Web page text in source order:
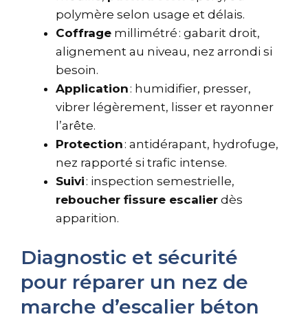
polymère selon usage et délais.
Coffrage millimétré : gabarit droit,
alignement au niveau, nez arrondi si
besoin.
Application : humidifier, presser,
vibrer légèrement, lisser et rayonner
l’arête.
Protection : antidérapant, hydrofuge,
nez rapporté si trafic intense.
Suivi : inspection semestrielle,
reboucher fissure escalier dès
apparition.
Diagnostic et sécurité
pour réparer un nez de
marche d’escalier béton